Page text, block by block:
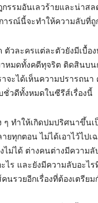
รรมอันเลวร้ายและน่าส
ารณ์นี้จะทำให้ความลับที่ถู
ตัวละครแต่ละตัวยังมีเบื้
หมดทั้งคดีทุจริต ติดสินบน
าจะได้เห็นความปรารถน
ชั่วดีทั้งหมดในซีรีส์เรื่องนี้
ๆ ทำให้เกิดปมปริศนาขึ้น
ยทุกตอน ไม่ได้เอาไว้ไป
ไม่ได้ ต่างคนต่างมีความ
ไร และยังมีความลับอะไ
นรวยอีกเรื่องที่ต้องเตรียม